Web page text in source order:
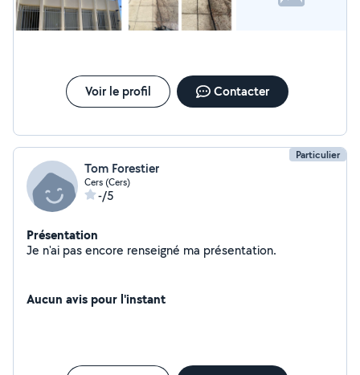
Voir le profil Contacter
Particulier
Tom Forestier
Cers (Cers)
-/5
Présentation
Je n'ai pas encore renseigné ma présentation.
Aucun avis pour l'instant